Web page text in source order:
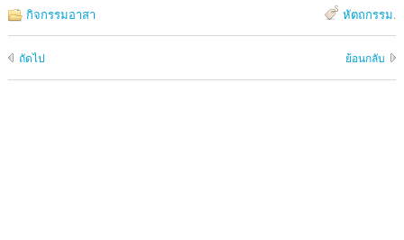
กิจกรรมอาสา หัตถกรรม.
ถัดไป ย้อนกลับ